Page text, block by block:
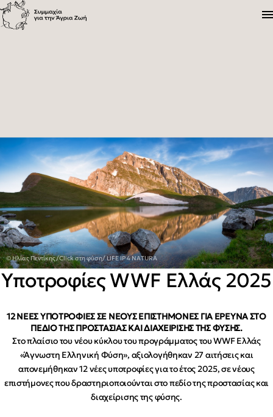
© Ηλίας Πεντίκης/Click στη φύση/ LIFE IP 4 NATURA
Υποτροφίες WWF Ελλάς 2025
12 ΝΕΕΣ ΥΠΟΤΡΟΦΙΕΣ ΣΕ ΝΕΟΥΣ ΕΠΙΣΤΗΜΟΝΕΣ ΓΙΑ ΕΡΕΥΝΑ ΣΤΟ
ΠΕΔΙΟ ΤΗΣ ΠΡΟΣΤΑΣΙΑΣ ΚΑΙ ΔΙΑΧΕΙΡΙΣΗΣ ΤΗΣ ΦΥΣΗΣ.
Στο πλαίσιο του νέου κύκλου του προγράμματος του WWF Ελλάς
«Άγνωστη Ελληνική Φύση», αξιολογήθηκαν 27 αιτήσεις και
απονεμήθηκαν 12 νέες υποτροφίες για το έτος 2025, σε νέους
επιστήμονες που δραστηριοποιούνται στο πεδίο της προστασίας και
διαχείρισης της φύσης.